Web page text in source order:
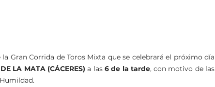
LA MATA (CÁCERES) a las 6 de la tarde, con motivo de las